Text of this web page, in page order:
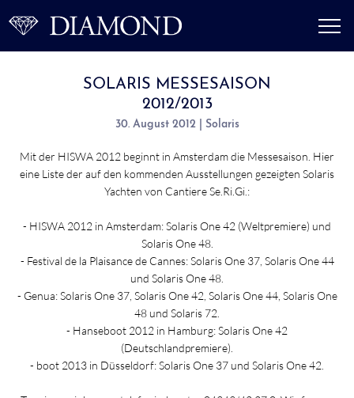
SOLARIS MESSESAISON
2012/2013
30. August 2012 | Solaris
Mit der HISWA 2012 beginnt in Amsterdam die Messesaison. Hier
eine Liste der auf den kommenden Ausstellungen gezeigten Solaris
Yachten von Cantiere Se.Ri.Gi.:
- HISWA 2012 in Amsterdam: Solaris One 42 (Weltpremiere) und
Solaris One 48.
- Festival de la Plaisance de Cannes: Solaris One 37, Solaris One 44
und Solaris One 48.
- Genua: Solaris One 37, Solaris One 42, Solaris One 44, Solaris One
48 und Solaris 72.
- Hanseboot 2012 in Hamburg: Solaris One 42
(Deutschlandpremiere).
- boot 2013 in Düsseldorf: Solaris One 37 und Solaris One 42.